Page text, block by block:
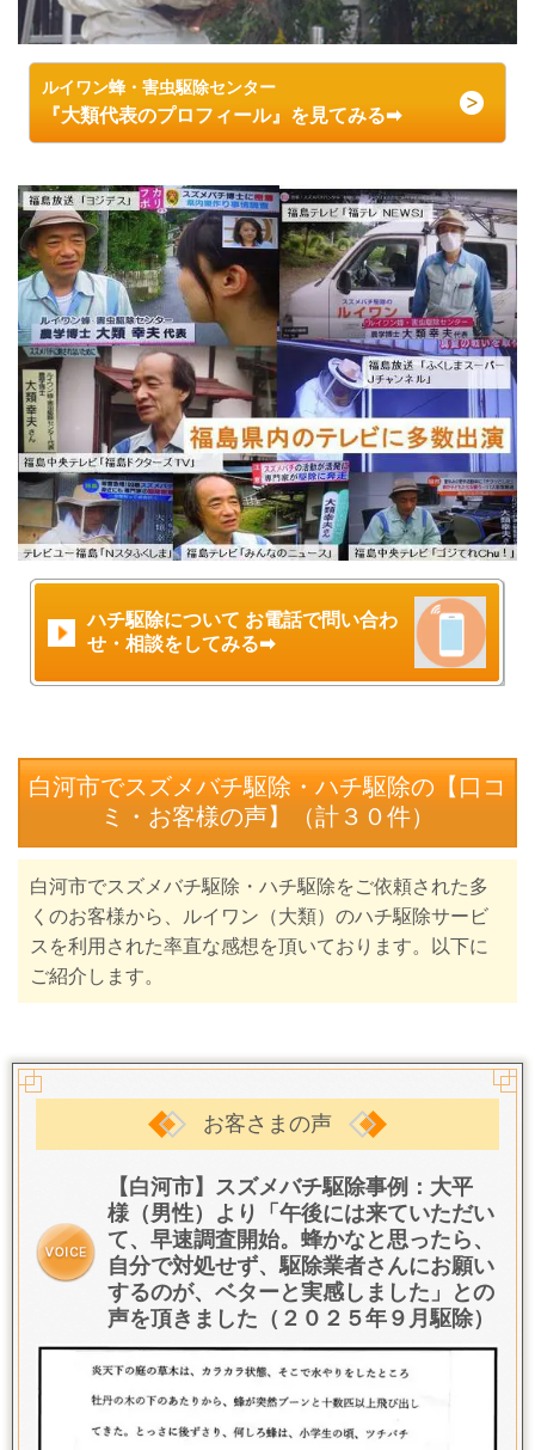
ルイワン蜂・害虫駆除センター
『大類代表のプロフィール』を見てみる➡
ハチ駆除について お電話で問い合わ
せ・相談をしてみる➡
白河市でスズメバチ駆除・ハチ駆除の【口コ
ミ・お客様の声】（計３０件）
白河市でスズメバチ駆除・ハチ駆除をご依頼された多
くのお客様から、ルイワン（大類）のハチ駆除サービ
スを利用された率直な感想を頂いております。以下に
ご紹介します。
お客さまの声
【白河市】スズメバチ駆除事例：大平
様（男性）より「午後には来ていただい
て、早速調査開始。蜂かなと思ったら、
自分で対処せず、駆除業者さんにお願い
するのが、ベターと実感しました」との
声を頂きました（２０２５年９月駆除）